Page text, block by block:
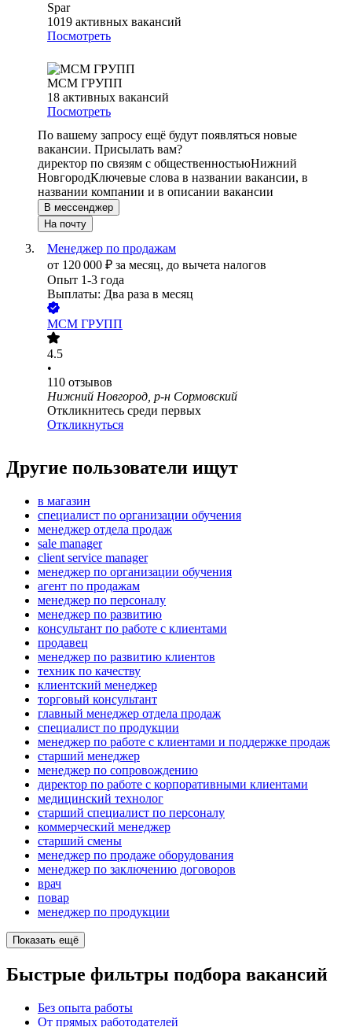
Spar
1019 активных вакансий
Посмотреть
МСМ ГРУПП
18 активных вакансий
Посмотреть
По вашему запросу ещё будут появляться новые
вакансии. Присылать вам?
директор по связям с общественностьюНижний
НовгородКлючевые слова в названии вакансии, в
названии компании и в описании вакансии
В мессенджер
На почту
Менеджер по продажам
от 120 000 ₽ за месяц, до вычета налогов
Опыт 1-3 года
Выплаты: Два раза в месяц
МСМ ГРУПП
4.5
•
110 отзывов
Нижний Новгород, р-н Сормовский
Откликнитесь среди первых
Откликнуться
Другие пользователи ищут
в магазин
специалист по организации обучения
менеджер отдела продаж
sale manager
client service manager
менеджер по организации обучения
агент по продажам
менеджер по персоналу
менеджер по развитию
консультант по работе с клиентами
продавец
менеджер по развитию клиентов
техник по качеству
клиентский менеджер
торговый консультант
главный менеджер отдела продаж
специалист по продукции
менеджер по работе с клиентами и поддержке продаж
старший менеджер
менеджер по сопровождению
директор по работе с корпоративными клиентами
медицинский технолог
старший специалист по персоналу
коммерческий менеджер
старший смены
менеджер по продаже оборудования
менеджер по заключению договоров
врач
повар
менеджер по продукции
Показать ещё
Быстрые фильтры подбора вакансий
Без опыта работы
От прямых работодателей